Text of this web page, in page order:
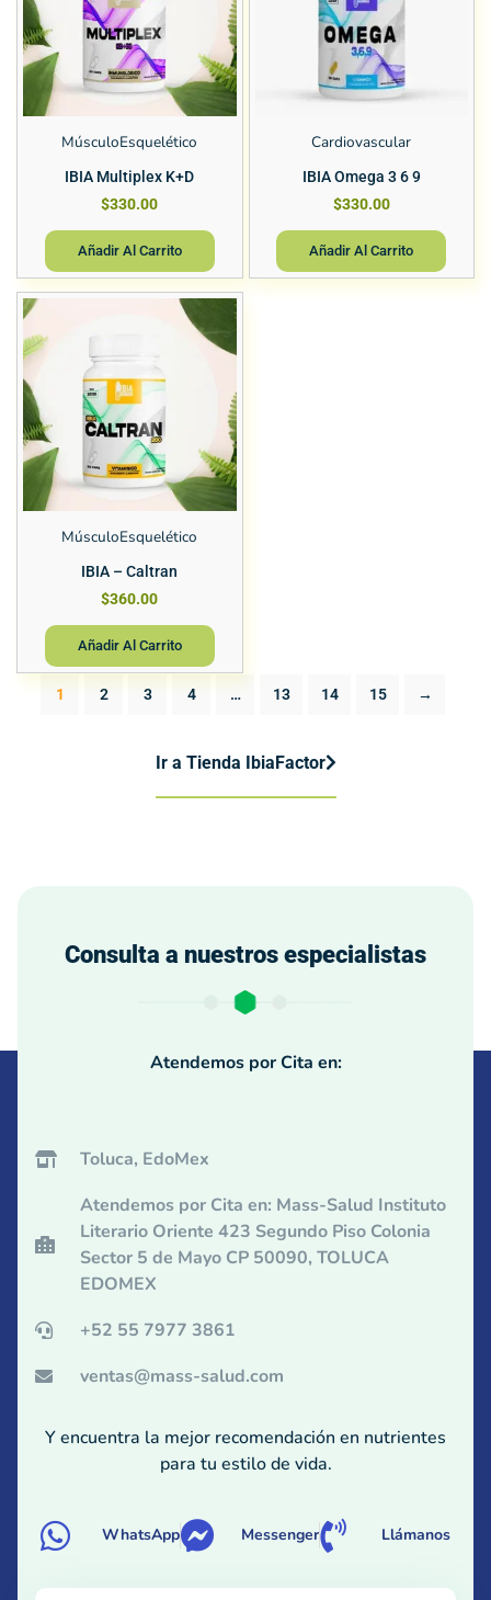
MúsculoEsquelético
IBIA Multiplex K+D
$330.00
Añadir Al Carrito
Cardiovascular
IBIA Omega 3 6 9
$330.00
Añadir Al Carrito
MúsculoEsquelético
IBIA – Caltran
$360.00
Añadir Al Carrito
1 2 3 4 … 13 14 15 →
Ir a Tienda IbiaFactor
Consulta a nuestros especialistas
Atendemos por Cita en:
Toluca, EdoMex
Atendemos por Cita en: Mass-Salud Instituto
Literario Oriente 423 Segundo Piso Colonia
Sector 5 de Mayo CP 50090, TOLUCA
EDOMEX
+52 55 7977 3861
ventas@mass-salud.com
Y encuentra la mejor recomendación en nutrientes
para tu estilo de vida.
WhatsApp Messenger Llámanos